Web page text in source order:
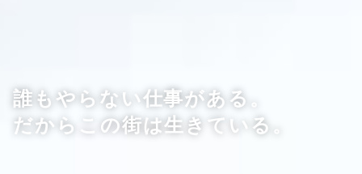
誰もやらない仕事がある。
だからこの街は生きている。